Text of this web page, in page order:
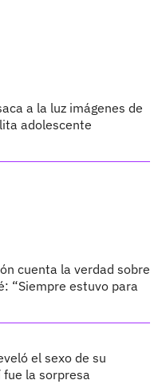
a la luz imágenes de
adolescente
cuenta la verdad sobre
“Siempre estuvo para
el sexo de su
fue la sorpresa